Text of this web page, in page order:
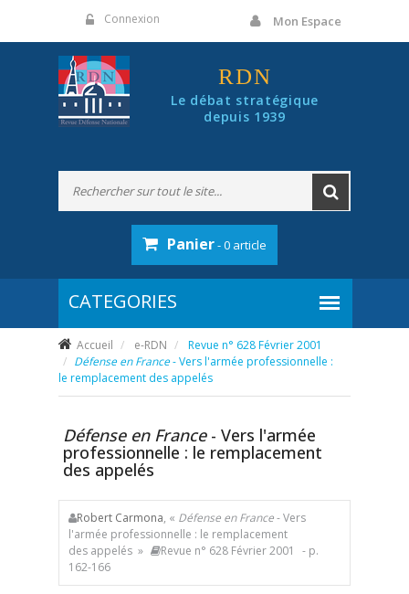
Connexion Mon Espace
RDN
Le débat stratégique
depuis 1939
Panier- 0 article
Accueil e-RDN
Revue n° 628 Février 2001
Défense en France- Vers l'armée professionnelle :
le remplacement des appelés
Défense en France- Vers l'armée
professionnelle : le remplacement
des appelés
Robert Carmona, « Défense en France- Vers
l'armée professionnelle : le remplacement
des appelés »
Revue n° 628 Février 2001
- p.
162-166